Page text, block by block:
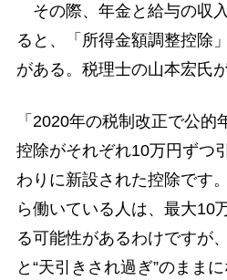
その際、年金と給与の収
ると、「所得金額調整控除
がある。税理士の山本宏氏
「2020年の税制改正で公
控除がそれぞれ10万円ずつ
わりに新設された控除です
ら働いている人は、最大10
る可能性があるわけですが
と“天引きされ過ぎ”のまま